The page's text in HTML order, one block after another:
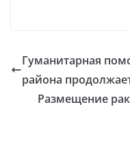
Гуманитарная
района
Размещение